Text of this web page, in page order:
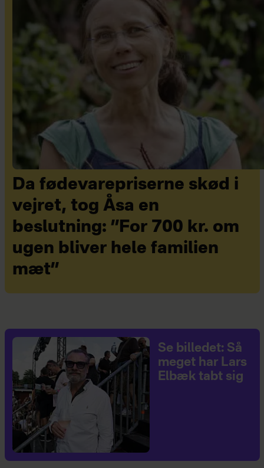
Da fødevarepriserne skød i
vejret, tog Åsa en
beslutning: ”For 700 kr. om
ugen bliver hele familien
mæt”
Se billedet: Så
meget har Lars
Elbæk tabt sig